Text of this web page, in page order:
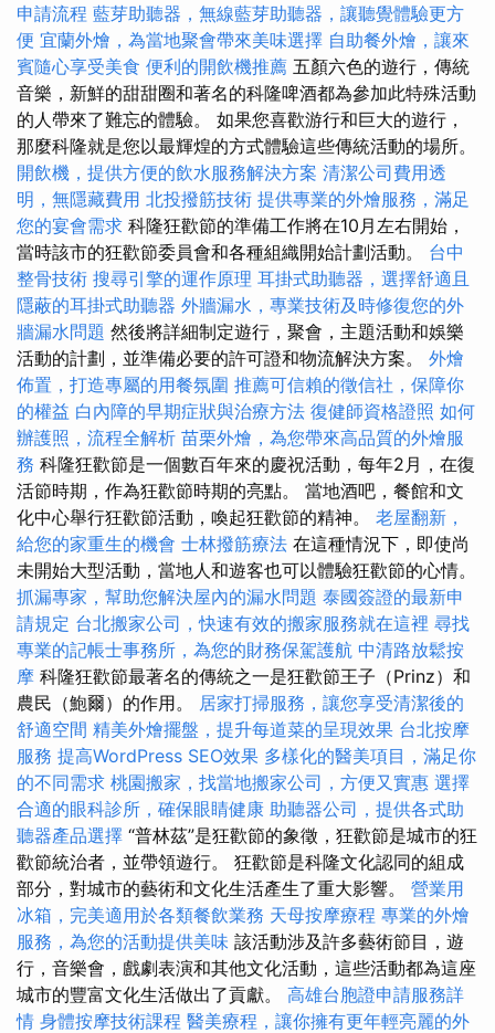
申請流程 藍芽助聽器，無線藍芽助聽器，讓聽覺體驗更方
便 宜蘭外燴，為當地聚會帶來美味選擇 自助餐外燴，讓來
賓隨心享受美食 便利的開飲機推薦 五顏六色的遊行，傳統
音樂，新鮮的甜甜圈和著名的科隆啤酒都為參加此特殊活動
的人帶來了難忘的體驗。 如果您喜歡游行和巨大的遊行，
那麼科隆就是您以最輝煌的方式體驗這些傳統活動的場所。
開飲機，提供方便的飲水服務解決方案 清潔公司費用透
明，無隱藏費用 北投撥筋技術 提供專業的外燴服務，滿足
您的宴會需求 科隆狂歡節的準備工作將在10月左右開始，
當時該市的狂歡節委員會和各種組織開始計劃活動。 台中
整骨技術 搜尋引擎的運作原理 耳掛式助聽器，選擇舒適且
隱蔽的耳掛式助聽器 外牆漏水，專業技術及時修復您的外
牆漏水問題 然後將詳細制定遊行，聚會，主題活動和娛樂
活動的計劃，並準備必要的許可證和物流解決方案。 外燴
佈置，打造專屬的用餐氛圍 推薦可信賴的徵信社，保障你
的權益 白內障的早期症狀與治療方法 復健師資格證照 如何
辦護照，流程全解析 苗栗外燴，為您帶來高品質的外燴服
務 科隆狂歡節是一個數百年來的慶祝活動，每年2月，在復
活節時期，作為狂歡節時期的亮點。 當地酒吧，餐館和文
化中心舉行狂歡節活動，喚起狂歡節的精神。 老屋翻新，
給您的家重生的機會 士林撥筋療法 在這種情況下，即使尚
未開始大型活動，當地人和遊客也可以體驗狂歡節的心情。
抓漏專家，幫助您解決屋內的漏水問題 泰國簽證的最新申
請規定 台北搬家公司，快速有效的搬家服務就在這裡 尋找
專業的記帳士事務所，為您的財務保駕護航 中清路放鬆按
摩 科隆狂歡節最著名的傳統之一是狂歡節王子（Prinz）和
農民（鮑爾）的作用。 居家打掃服務，讓您享受清潔後的
舒適空間 精美外燴擺盤，提升每道菜的呈現效果 台北按摩
服務 提高WordPress SEO效果 多樣化的醫美項目，滿足你
的不同需求 桃園搬家，找當地搬家公司，方便又實惠 選擇
合適的眼科診所，確保眼睛健康 助聽器公司，提供各式助
聽器產品選擇 “普林茲”是狂歡節的象徵，狂歡節是城市的狂
歡節統治者，並帶領遊行。 狂歡節是科隆文化認同的組成
部分，對城市的藝術和文化生活產生了重大影響。 營業用
冰箱，完美適用於各類餐飲業務 天母按摩療程 專業的外燴
服務，為您的活動提供美味 該活動涉及許多藝術節目，遊
行，音樂會，戲劇表演和其他文化活動，這些活動都為這座
城市的豐富文化生活做出了貢獻。 高雄台胞證申請服務詳
情 身體按摩技術課程 醫美療程，讓你擁有更年輕亮麗的外